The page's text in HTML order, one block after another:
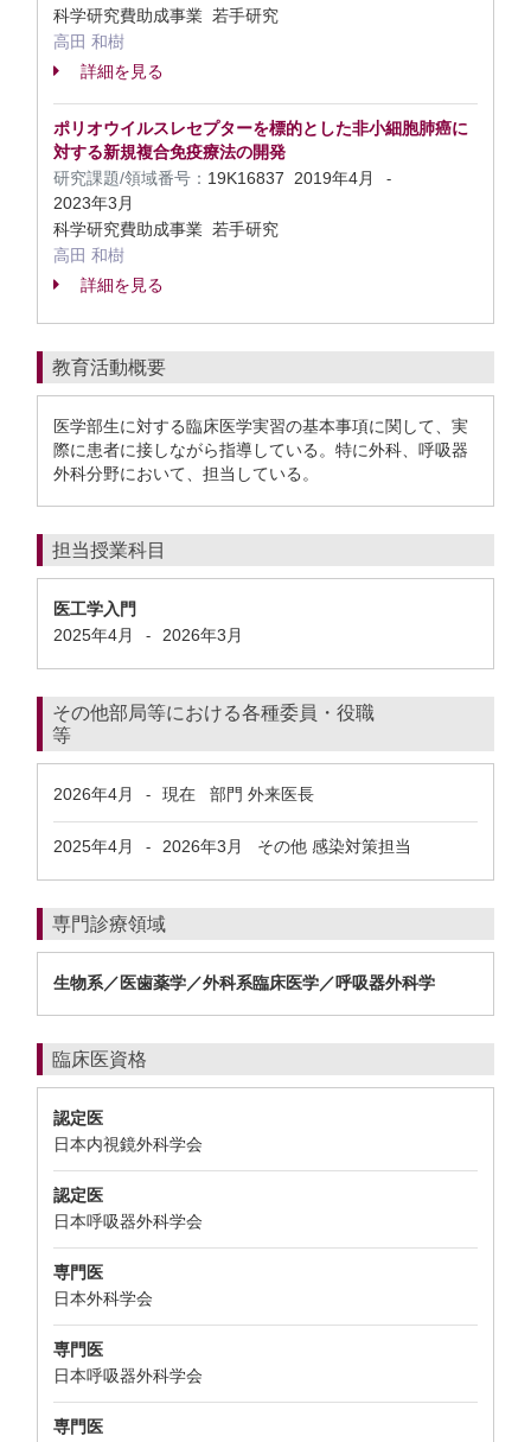
科学研究費助成事業 若手研究
高田 和樹
詳細を見る
ポリオウイルスレセプターを標的とした非小細胞肺癌に
対する新規複合免疫療法の開発
研究課題/領域番号： 19K16837 2019年4月 -
2023年3月
科学研究費助成事業 若手研究
高田 和樹
詳細を見る
教育活動概要
医学部生に対する臨床医学実習の基本事項に関して、実
際に患者に接しながら指導している。特に外科、呼吸器
外科分野において、担当している。
担当授業科目
医工学入門
2025年4月
- 2026年3月
その他部局等における各種委員・役職
等
2026年4月 - 現在 部門 外来医長
2025年4月 - 2026年3月 その他 感染対策担当
専門診療領域
生物系／医歯薬学／外科系臨床医学／呼吸器外科学
臨床医資格
認定医
日本内視鏡外科学会
認定医
日本呼吸器外科学会
専門医
日本外科学会
専門医
日本呼吸器外科学会
専門医